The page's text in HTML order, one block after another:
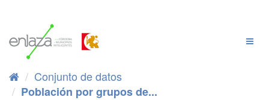
Conjunto de datos
Población por grupos de...